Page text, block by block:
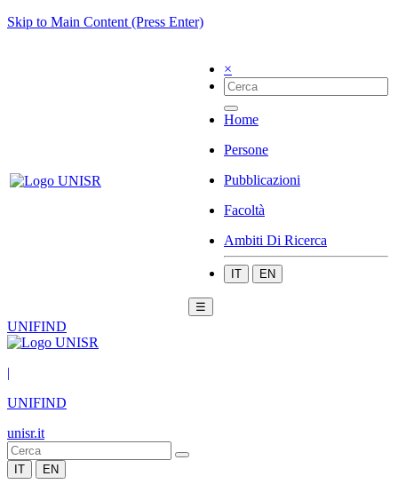
Skip to Main Content (Press Enter)
×
Home
Persone
Pubblicazioni
Facoltà
Ambiti Di Ricerca
IT EN
☰
UNIFIND
|
UNIFIND
unisr.it
IT EN